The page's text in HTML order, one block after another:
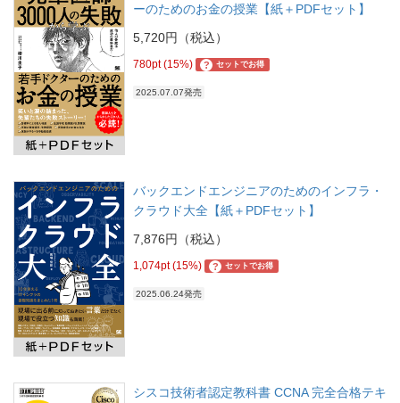
ーのためのお金の授業【紙＋PDFセット】
5,720円（税込）
780pt (15%) ? セットでお得
2025.07.07発売
バックエンドエンジニアのためのインフラ・
クラウド大全【紙＋PDFセット】
7,876円（税込）
1,074pt (15%) ? セットでお得
2025.06.24発売
シスコ技術者認定教科書 CCNA 完全合格テキ